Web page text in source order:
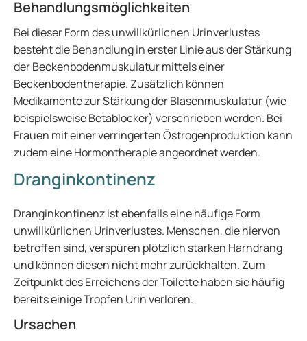
Behandlungsmöglichkeiten
Bei dieser Form des unwillkürlichen Urinverlustes
besteht die Behandlung in erster Linie aus der Stärkung
der Beckenbodenmuskulatur mittels einer
Beckenbodentherapie. Zusätzlich können
Medikamente zur Stärkung der Blasenmuskulatur (wie
beispielsweise Betablocker) verschrieben werden. Bei
Frauen mit einer verringerten Östrogenproduktion kann
zudem eine Hormontherapie angeordnet werden.
Dranginkontinenz
Dranginkontinenz ist ebenfalls eine häufige Form
unwillkürlichen Urinverlustes. Menschen, die hiervon
betroffen sind, verspüren plötzlich starken Harndrang
und können diesen nicht mehr zurückhalten. Zum
Zeitpunkt des Erreichens der Toilette haben sie häufig
bereits einige Tropfen Urin verloren.
Ursachen